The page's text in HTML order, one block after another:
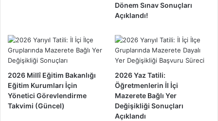
Dönem Sınav Sonuçları
Açıklandı!
2026 Millî Eğitim Bakanlığı
Eğitim Kurumları İçin
Yönetici Görevlendirme
Takvimi (Güncel)
2026 Yaz Tatili:
Öğretmenlerin İl İçi
Mazerete Bağlı Yer
Değişikliği Sonuçları
Açıklandı